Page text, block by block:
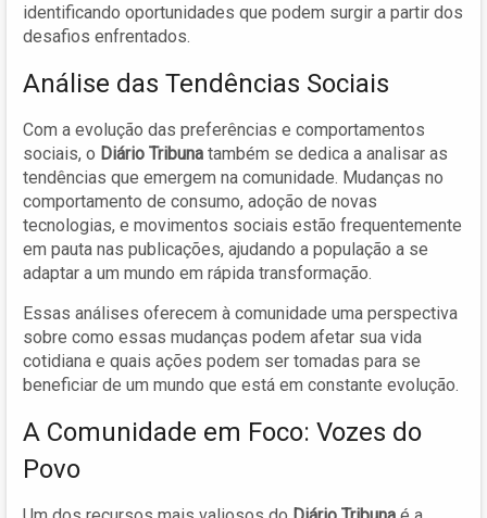
identificando oportunidades que podem surgir a partir dos
desafios enfrentados.
Análise das Tendências Sociais
Com a evolução das preferências e comportamentos
sociais, o Diário Tribuna também se dedica a analisar as
tendências que emergem na comunidade. Mudanças no
comportamento de consumo, adoção de novas
tecnologias, e movimentos sociais estão frequentemente
em pauta nas publicações, ajudando a população a se
adaptar a um mundo em rápida transformação.
Essas análises oferecem à comunidade uma perspectiva
sobre como essas mudanças podem afetar sua vida
cotidiana e quais ações podem ser tomadas para se
beneficiar de um mundo que está em constante evolução.
A Comunidade em Foco: Vozes do
Povo